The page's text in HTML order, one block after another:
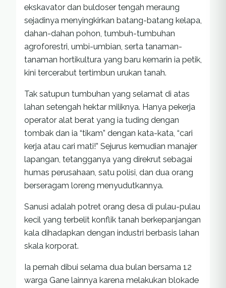
ekskavator dan buldoser tengah meraung
sejadinya menyingkirkan batang-batang kelapa,
dahan-dahan pohon, tumbuh-tumbuhan
agroforestri, umbi-umbian, serta tanaman-
tanaman hortikultura yang baru kemarin ia petik,
kini tercerabut tertimbun urukan tanah.
Tak satupun tumbuhan yang selamat di atas
lahan setengah hektar miliknya. Hanya pekerja
operator alat berat yang ia tuding dengan
tombak dan ia “tikam” dengan kata-kata, “cari
kerja atau cari mati!” Sejurus kemudian manajer
lapangan, tetangganya yang direkrut sebagai
humas perusahaan, satu polisi, dan dua orang
berseragam loreng menyudutkannya.
Sanusi adalah potret orang desa di pulau-pulau
kecil yang terbelit konflik tanah berkepanjangan
kala dihadapkan dengan industri berbasis lahan
skala korporat.
Ia pernah dibui selama dua bulan bersama 12
warga Gane lainnya karena melakukan blokade